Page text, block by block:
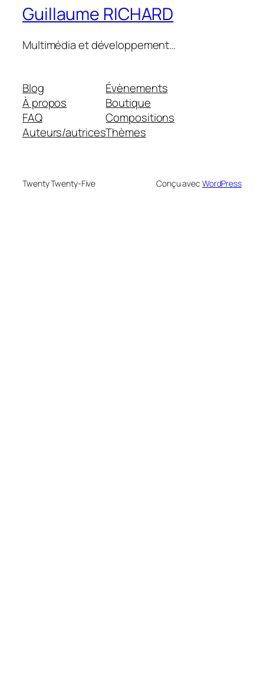
Guillaume RICHARD
Multimédia et développement…
Blog
À propos
FAQ
Auteurs/autrices
Évènements
Boutique
Compositions
Thèmes
Twenty Twenty-Five Conçu avec WordPress